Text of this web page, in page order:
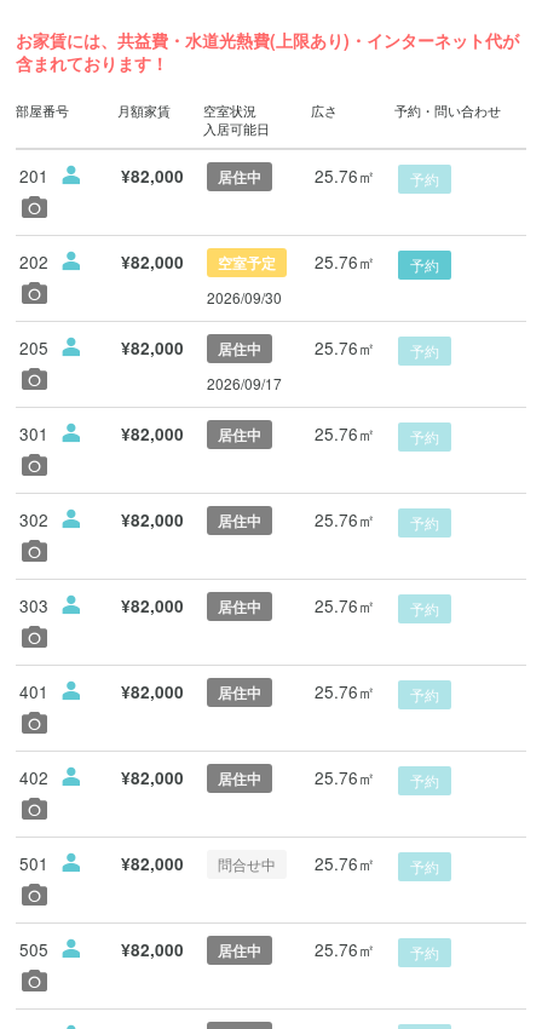
お家賃には、共益費・水道光熱費(上限あり)・インターネット代が
含まれております！
部屋番号 月額家賃
空室状況
入居可能日
広さ 予約・問い合わせ
201 ¥82,000 居住中 25.76㎡ 予約
202 ¥82,000 空室予定 25.76㎡
予約
2026/09/30
205 ¥82,000 居住中 25.76㎡
予約
2026/09/17
301 ¥82,000 居住中 25.76㎡ 予約
302 ¥82,000 居住中 25.76㎡ 予約
303 ¥82,000 居住中 25.76㎡ 予約
401 ¥82,000 居住中 25.76㎡ 予約
402 ¥82,000 居住中 25.76㎡ 予約
501 ¥82,000 問合せ中 25.76㎡ 予約
505 ¥82,000 居住中 25.76㎡ 予約